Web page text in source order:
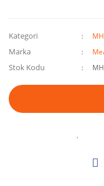
Kategori
Marka
Stok Kodu